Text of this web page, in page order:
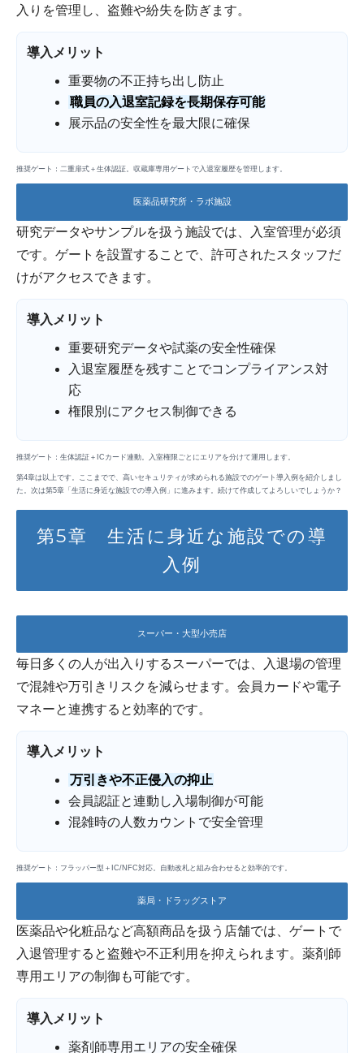
入りを管理し、盗難や紛失を防ぎます。
導入メリット
重要物の不正持ち出し防止
職員の入退室記録を長期保存可能
展示品の安全性を最大限に確保
推奨ゲート：二重扉式＋生体認証。収蔵庫専用ゲートで入退室履歴を管理します。
医薬品研究所・ラボ施設
研究データやサンプルを扱う施設では、入室管理が必須
です。ゲートを設置することで、許可されたスタッフだ
けがアクセスできます。
導入メリット
重要研究データや試薬の安全性確保
入退室履歴を残すことでコンプライアンス対
応
権限別にアクセス制御できる
推奨ゲート：生体認証＋ICカード連動。入室権限ごとにエリアを分けて運用します。
第4章は以上です。ここまでで、高いセキュリティが求められる施設でのゲート導入例を紹介しまし
た。次は第5章「生活に身近な施設での導入例」に進みます。続けて作成してよろしいでしょうか？
第5章 生活に身近な施設での導
入例
スーパー・大型小売店
毎日多くの人が出入りするスーパーでは、入退場の管理
で混雑や万引きリスクを減らせます。会員カードや電子
マネーと連携すると効率的です。
導入メリット
万引きや不正侵入の抑止
会員認証と連動し入場制御が可能
混雑時の人数カウントで安全管理
推奨ゲート：フラッパー型＋IC/NFC対応。自動改札と組み合わせると効率的です。
薬局・ドラッグストア
医薬品や化粧品など高額商品を扱う店舗では、ゲートで
入退管理すると盗難や不正利用を抑えられます。薬剤師
専用エリアの制御も可能です。
導入メリット
薬剤師専用エリアの安全確保